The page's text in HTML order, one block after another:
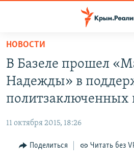
Вернуться
основному
содержанию
главной
навигации
Вернутся
11 ЛЕТ ОККУПАЦИИ КРЫМА. 11
ЕЩЕ
ИНТЕРАКТИВ
РАДІО СВОБОДА
НОВОСТИ
В Базеле прошел
Надежды» в
политзаключенных
11 октября 2015, 18:26
Поделиться Читать без